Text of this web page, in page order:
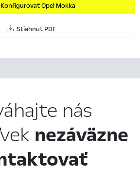
Opel Mokka
Stiahnuť PDF
nás
nezáväzne